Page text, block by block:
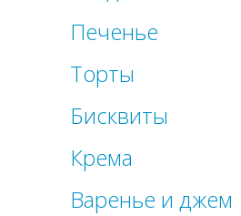
Печенье
Торты
Бисквиты
Крема
Варенье и джем